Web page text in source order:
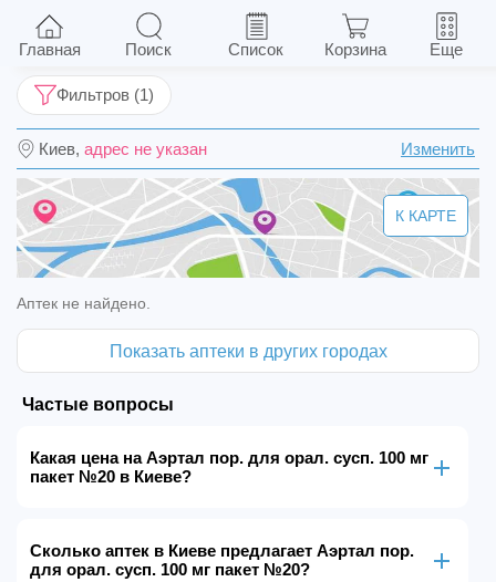
Аэртал пор. для орал. сусп. 100 мг пакет №20
Киев, адрес не указан Изменить
Фильтров (1)
К КАРТЕ
Аптек не найдено.
Показать аптеки в других городах
Частые вопросы
Какая цена на Аэртал пор. для орал. сусп. 100 мг
пакет №20 в Киеве?
Сколько аптек в Киеве предлагает Аэртал пор.
для орал. сусп. 100 мг пакет №20?
Главная Поиск Список Корзина Еще